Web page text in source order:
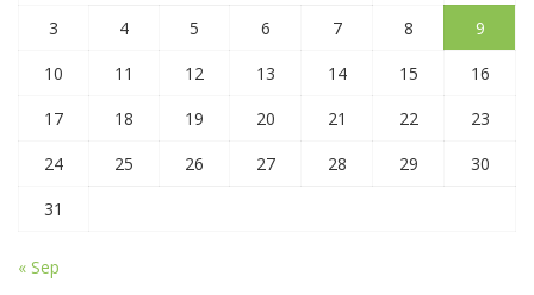
3
4 5 6 7 8
9
10
11 12 13 14 15
16
17
18 19 20 21 22
23
24
25 26 27 28 29
30
31
« Sep